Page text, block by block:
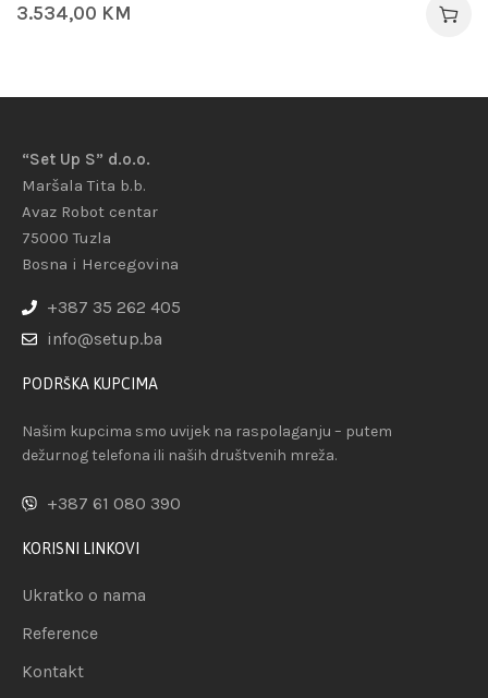
3.534,00 KM
“Set Up S” d.o.o.
Maršala Tita b.b.
Avaz Robot centar
75000 Tuzla
Bosna i Hercegovina
+387 35 262 405
info@setup.ba
PODRŠKA KUPCIMA
Našim kupcima smo uvijek na raspolaganju – putem
dežurnog telefona ili naših društvenih mreža.
+387 61 080 390
KORISNI LINKOVI
Ukratko o nama
Reference
Kontakt